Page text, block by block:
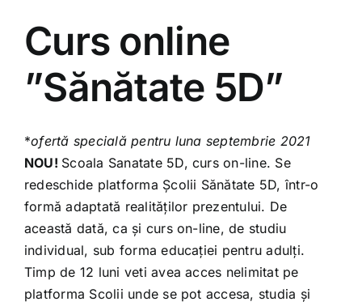
Curs online
”Sănătate 5D”
*ofertă specială pentru luna septembrie 2021
NOU! Scoala Sanatate 5D, curs on-line. Se
redeschide platforma Școlii Sănătate 5D, într-o
formă adaptată realităților prezentului. De
această dată, ca și curs on-line, de studiu
individual, sub forma educației pentru adulți.
Timp de 12 luni veti avea acces nelimitat pe
platforma Scolii unde se pot accesa, studia și